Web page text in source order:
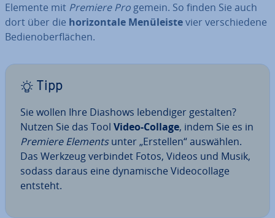
Elemente mit Premiere Pro gemein. So finden Sie auch
dort über die ho­ri­zon­ta­le Me­nü­leis­tevier ver­schie­de­ne
Be­dien­ober­flä­chen.
Tipp
Sie wollen Ihre Diashows le­ben­di­ger gestalten?
Nutzen Sie das Tool Video-Collage, indem Sie es in
Premiere Elementsunter „Erstellen“ auswählen.
Das Werkzeug verbindet Fotos, Videos und Musik,
sodass daraus eine dy­na­mi­sche Vi­deo­col­la­ge
entsteht.